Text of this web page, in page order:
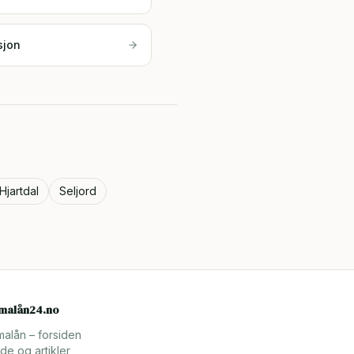
Hjartdal
Seljord
– forsiden
og artikler